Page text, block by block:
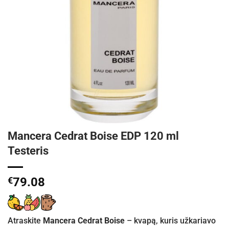
Mancera Cedrat Boise EDP 120 ml
Testeris
€79.08
Atraskite Mancera Cedrat Boise – kvapą, kuris užkariavo